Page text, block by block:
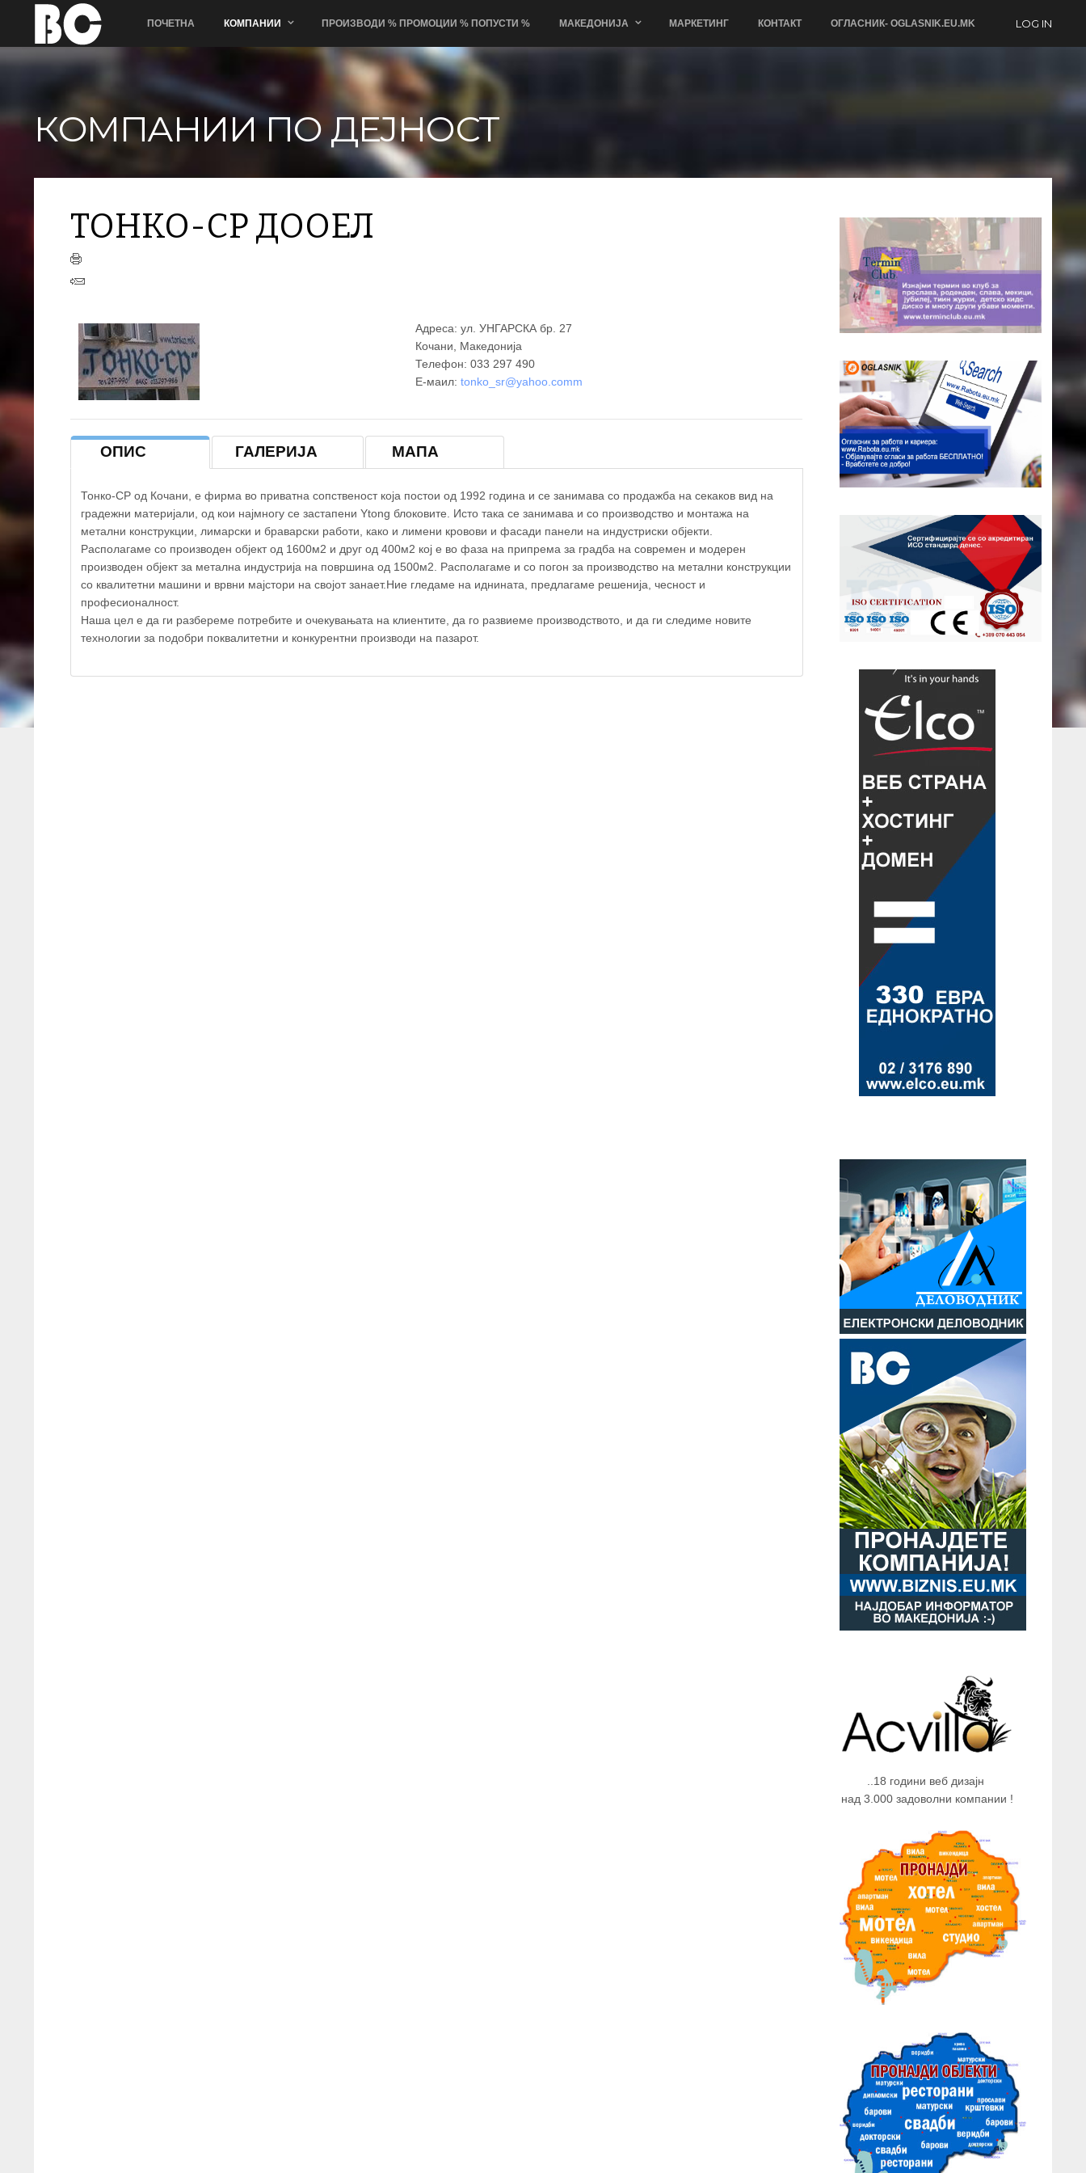
LOG IN
ПОЧЕТНА КОМПАНИИ ПРОИЗВОДИ % ПРОМОЦИИ % ПОПУСТИ % МАКЕДОНИЈА МАРКЕТИНГ КОНТАКТ ОГЛАСНИК- OGLASNIK.EU.MK
КОМПАНИИ ПО ДЕЈНОСТ
ТОНКО-СР ДООЕЛ
Адреса: ул. УНГАРСКА бр. 27
Кочани, Македонија
Телефон: 033 297 490
Е-маил: tonko_sr@yahoo.comm
ОПИС ГАЛЕРИЈА МАПА
Тонко-СР од Кочани, е фирма во приватна сопственост која постои од 1992 година и се занимава со продажба на секаков вид на
градежни материјали, од кои најмногу се застапени Ytong блоковите. Исто така се занимава и со производство и монтажа на
метални конструкции, лимарски и браварски работи, како и лимени кровови и фасади панели на индустриски објекти.
Располагаме со производен објект од 1600м2 и друг од 400м2 кој е во фаза на припрема за градба на современ и модерен
производен објект за метална индустрија на површина од 1500м2. Располагаме и со погон за производство на метални конструкции
со квалитетни машини и врвни мајстори на својот занает.Ние гледаме на иднината, предлагаме решенија, чесност и
професионалност.
Наша цел е да ги разбереме потребите и очекувањата на клиентите, да го развиеме производството, и да ги следиме новите
технологии за подобри поквалитетни и конкурентни производи на пазарот.
+
−
© OpenStreetMap contributors
..18 години веб дизајн
над 3.000 задоволни компании !